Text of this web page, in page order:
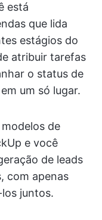
está
que lida
estágios do
atribuir tarefas
o status de
um só lugar.
de
e você
de leads
com apenas
juntos.